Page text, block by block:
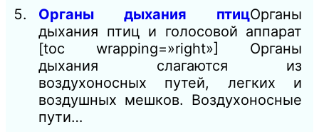
Органы дыхания птицОрганы
дыхания птиц и голосовой аппарат
[toc wrapping=»right»] Органы
дыхания слагаются из
воздухоносных путей, легких и
воздушных мешков. Воздухоносные
пути…